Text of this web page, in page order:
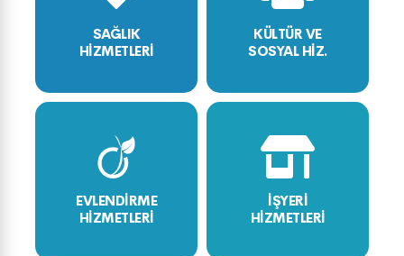
SAĞLIK
HİZMETLERİ
KÜLTÜR VE
SOSYAL HİZ.
EVLENDİRME
HİZMETLERİ
İŞYERİ
HİZMETLERİ